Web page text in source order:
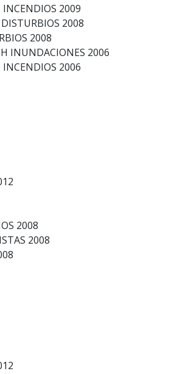
INCENDIOS 2009
2008
2008
INUNDACIONES 2006
INCENDIOS 2006
2008
2008